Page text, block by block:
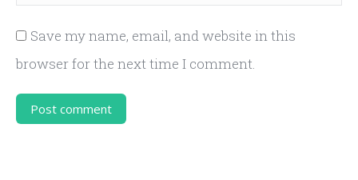
Save my name, email, and website in this
browser for the next time I comment.
Post comment